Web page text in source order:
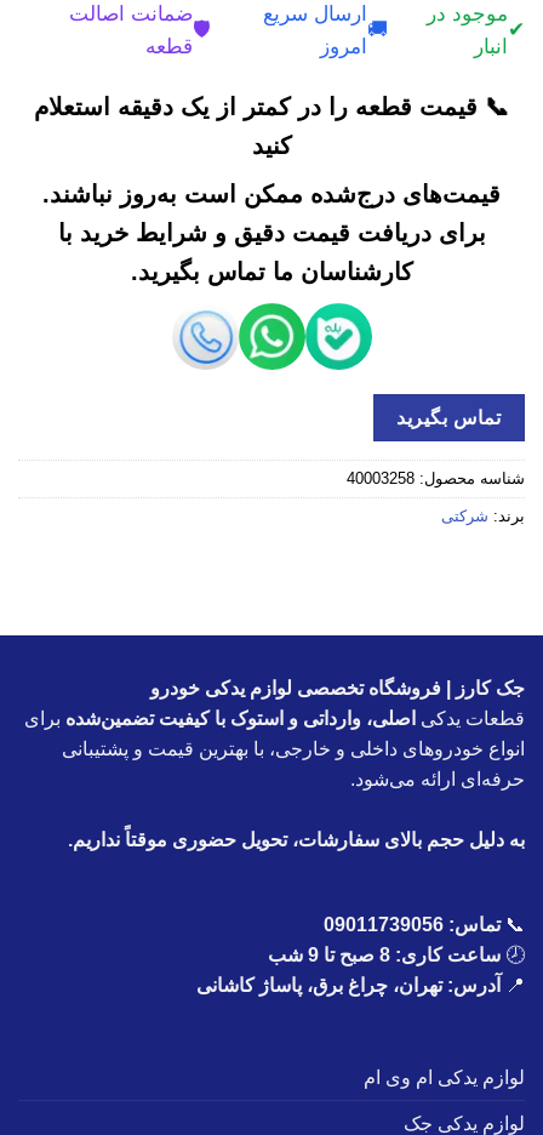
✔
موجود در
انبار
🚚
ارسال سریع
امروز
🛡️
ضمانت اصالت
قطعه
📞 قیمت قطعه را در کمتر از یک دقیقه استعلام
کنید
قیمت‌های درج‌شده ممکن است به‌روز نباشند.
برای دریافت قیمت دقیق و شرایط خرید با
کارشناسان ما تماس بگیرید.
تماس بگیرید
شناسه محصول: 40003258
برند: شرکتی
جک کارز | فروشگاه تخصصی لوازم یدکی خودرو
قطعات یدکی اصلی، وارداتی و استوک با کیفیت تضمین‌شده برای
انواع خودروهای داخلی و خارجی، با بهترین قیمت و پشتیبانی
حرفه‌ای ارائه می‌شود.
به دلیل حجم بالای سفارشات، تحویل حضوری موقتاً نداریم.
📞تماس: 09011739056
🕗 ساعت کاری: 8 صبح تا 9 شب
📍
آدرس: تهران، چراغ برق، پاساژ کاشانی
لوازم یدکی ام وی ام
لوازم یدکی جک